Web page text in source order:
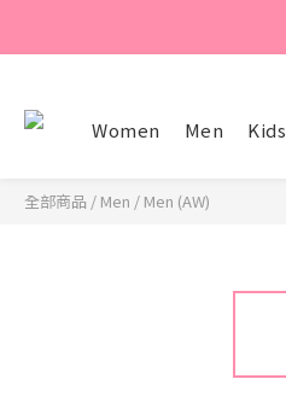
Women Men Kids
全部商品 / Men / Men (AW)